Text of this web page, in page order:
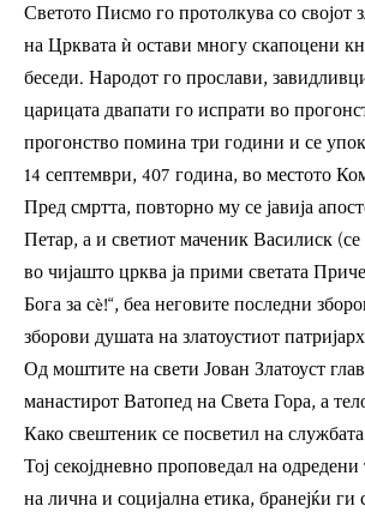
Светото Писмо го протолкува со својот
на Црквата ѝ остави многу скапоцени
беседи. Народот го прослави,
царицата двапати го испрати во
прогонство помина три години и се
14 септември, 407 година, во местото
Пред смртта, повторно му се јавија
Петар, а и светиот маченик Василиск (се
во чијашто црква ја прими светата
Бога за сè!“, беа неговите последни
зборови душата на златоустиот
Од моштите на свети Јован Златоуст
манастирот Ватопед на Света Гора, а
Како свештеник се посветил на
Тој секојдневно проповедал на
на лична и социјална етика, бранејќи